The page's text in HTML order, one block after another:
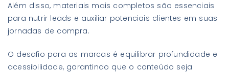
Além disso, materiais mais completos são essenciais
para nutrir leads e auxiliar potenciais clientes em suas
jornadas de compra.
O desafio para as marcas é equilibrar profundidade e
acessibilidade, garantindo que o conteúdo seja